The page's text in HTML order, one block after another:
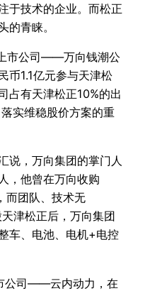
于技术的企业。而松正
的青睐。
市公司——万向钱潮公
币1.1亿元参与天津松
占有天津松正10%的出
实维稳股价方案的重
说，万向集团的掌门人
，他曾在万向收购
而团队、技术无
津松正后，万向集团
车、电池、电机+电控
公司——云内动力，在